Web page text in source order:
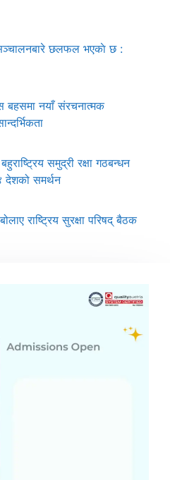
छलफल भएकाे छ :
बहसमा नयाँ संरचनात्मक
समुद्री रक्षा गठबन्धन
देशको समर्थन
राष्ट्रिय सुरक्षा परिषद् बैठक